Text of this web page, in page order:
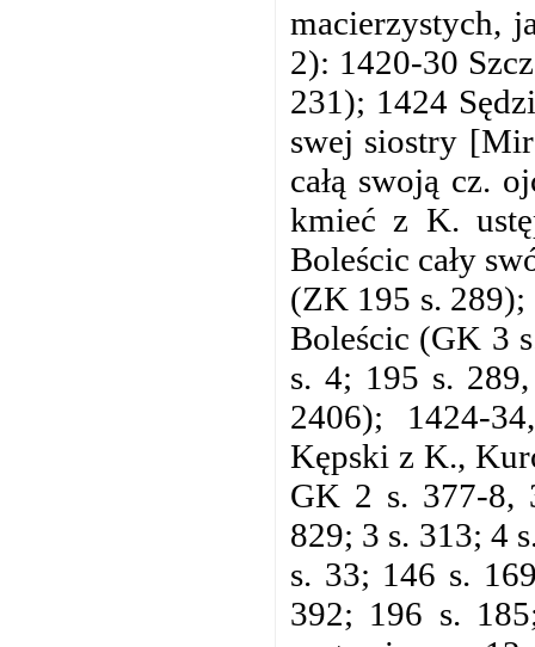
macierzystych,
2): 1420-30
231); 1424
swej siostry
całą swoją cz.
kmieć z K.
Boleścic cały
(ZK 195 s. 289);
Boleścic (GK 3
s. 4; 195 s.
2406); 1424-
Kępski z K.,
GK 2 s. 377-8,
829; 3 s. 313; 4
s. 33; 146 s.
392; 196 s.